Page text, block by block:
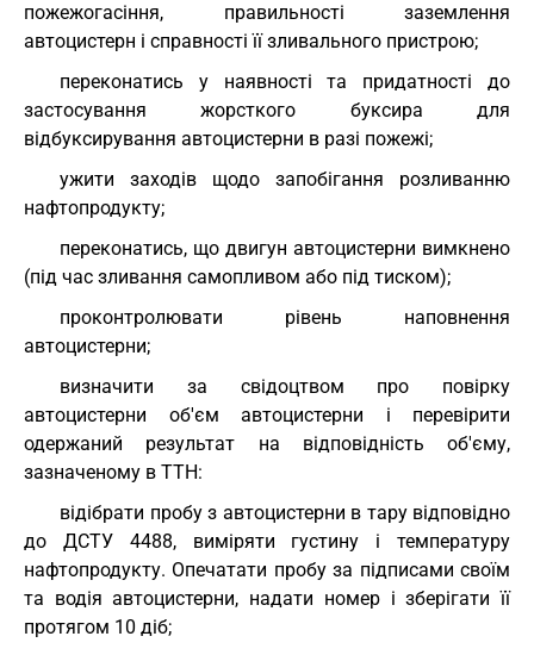
пожежогасіння, правильності заземлення
автоцистерн і справності її зливального пристрою;
переконатись у наявності та придатності до
застосування жорсткого буксира для
відбуксирування автоцистерни в разі пожежі;
ужити заходів щодо запобігання розливанню
нафтопродукту;
переконатись, що двигун автоцистерни вимкнено
(під час зливання самопливом або під тиском);
проконтролювати рівень наповнення
автоцистерни;
визначити за свідоцтвом про повірку
автоцистерни об'єм автоцистерни і перевірити
одержаний результат на відповідність об'єму,
зазначеному в ТТН:
відібрати пробу з автоцистерни в тару відповідно
до ДСТУ 4488, виміряти густину і температуру
нафтопродукту. Опечатати пробу за підписами своїм
та водія автоцистерни, надати номер і зберігати її
протягом 10 діб;